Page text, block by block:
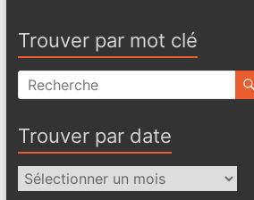
Trouver par mot clé
Trouver par date
Trouver
par